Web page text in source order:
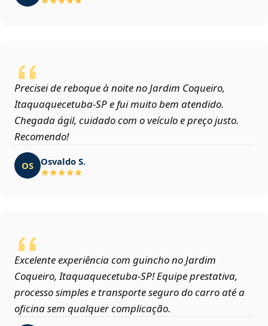
Precisei de reboque à noite no Jardim Coqueiro,
Itaquaquecetuba‑SP e fui muito bem atendido.
Chegada ágil, cuidado com o veículo e preço justo.
Recomendo!
OS Osvaldo S.
Excelente experiência com guincho no Jardim
Coqueiro, Itaquaquecetuba‑SP! Equipe prestativa,
processo simples e transporte seguro do carro até a
oficina sem qualquer complicação.